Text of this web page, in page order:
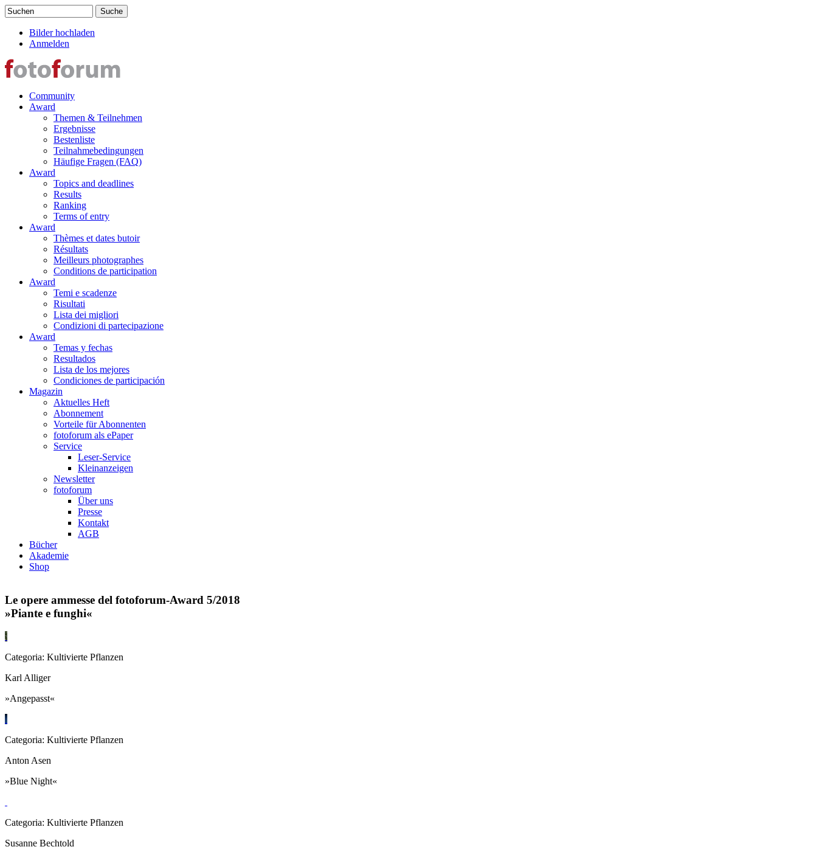
Direkt zum Inhalt
Suchen
Bilder hochladen
Anmelden
Community
Award
Themen & Teilnehmen
Ergebnisse
Bestenliste
Teilnahmebedingungen
Häufige Fragen (FAQ)
Award
Topics and deadlines
Results
Ranking
Terms of entry
Award
Thèmes et dates butoir
Résultats
Meilleurs photographes
Conditions de participation
Award
Temi e scadenze
Risultati
Lista dei migliori
Condizioni di partecipazione
Award
Temas y fechas
Resultados
Lista de los mejores
Condiciones de participación
Magazin
Aktuelles Heft
Abonnement
Vorteile für Abonnenten
fotoforum als ePaper
Service
Leser-Service
Kleinanzeigen
Newsletter
fotoforum
Über uns
Presse
Kontakt
AGB
Bücher
Akademie
Shop
Le opere ammesse del fotoforum-Award 5/2018
»Piante e funghi«
Categoria: Kultivierte Pflanzen
Karl Alliger
»Angepasst«
Categoria: Kultivierte Pflanzen
Anton Asen
»Blue Night«
Categoria: Kultivierte Pflanzen
Susanne Bechtold